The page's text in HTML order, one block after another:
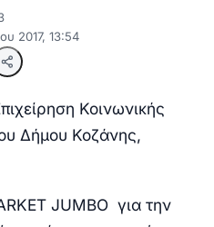
2017, 13:54
Κοινωνικής
Δήμου Κοζάνης,
JUMBO για την